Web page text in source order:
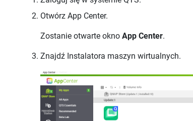
Otwórz App Center.
Zostanie otwarte okno App Center.
Znajdź Instalatora maszyn wirtualnych.